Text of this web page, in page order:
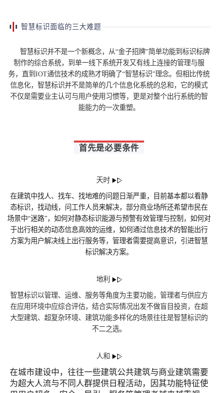
智慧标识面临的三大难题
智慧标识并不是一个新概念，从“金子招牌”简单功能到标识标牌
制作的综合系统，到单一线下系统开发又有线上连接的管理与服
务，直到IOT通信技术的成熟才明确了“智慧标识”理念。但相比传统
信息化，智慧标识并不是简单的几个信息化系统的总和，它的模式
不仅是需要业主认可与用户使用习惯等，更是对整个出行系统的智
能能力的一次重塑。
首先是必要条件
天时
在建筑中找人、找车、找地难的问题日渐严重，目前基本都以看静
态标识，找动线，问工作人员来解决，部分商业场所还希望市民在
场景中“迷路”，如何对静态标识能源与预警有效管理与控制，如何对
于出行相关的动态信息高效的运维，如何通过信息技术的智能出行
方案为用户解决线上出行服务等，管理者需要提高意识，引进智慧
标识解决方案。
地利
智慧标识以管理、运维、服务等角度为主要功能，管理者与供应方
在应用环境中应综合评估，结合实际情况出发不做盲目投资，在超
大型建筑、超复杂环境、建筑功能多样化的场景往往是智慧标识的
不二之选。
人和
在城市建设中，往往一些建筑公共建筑与商业建筑需要
为超大人流与不同人群提供日程活动，因其功能特征使